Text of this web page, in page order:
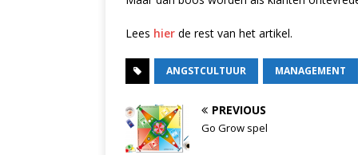
Lees hier de rest van het artikel.
ANGSTCULTUUR MANAGEMENT
PREVIOUS
Go Grow spel